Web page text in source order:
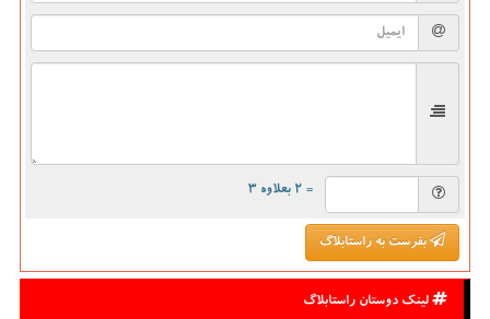
= ۲ بعلاوه ۳
بفرست به راستابلاگ
لینک دوستان راستابلاگ